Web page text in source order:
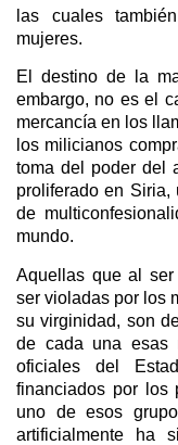
las cuales
mujeres.
El destino de la
embargo, no es el
mercancía en los
los milicianos
toma del poder del
proliferado en
de
mundo.
Aquellas que al
ser violadas por los
su virginidad, son
de cada una esas
oficiales del
financiados por los
uno de esos
artificialmente ha